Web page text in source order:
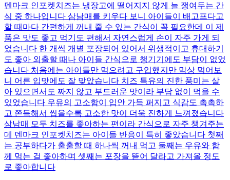
덴마크 인포켓치즈는 냉장고에 떨어지지 않게 늘 쟁여두는 간
식 중 하나입니다 삼남매를 키우다 보니 아이들이 배고프다고
할 때마다 간편하게 꺼내 줄 수 있는 간식이 꼭 필요한데 이 제
품은 맛도 좋고 먹기도 편해서 자연스럽게 손이 자주 가게 되
었습니다 한 개씩 개별 포장되어 있어서 위생적이고 휴대하기
도 좋아 외출할 때나 아이들 간식으로 챙기기에도 부담이 없었
습니다 처음에는 아이들만 먹으려고 구입했지만 막상 먹어보
니 어른 입맛에도 잘 맞았습니다 치즈 특유의 진한 풍미는 살
아 있으면서도 짜지 않고 부드러운 맛이라 부담 없이 먹을 수
있었습니다 우유의 고소함이 입안 가득 퍼지고 식감도 촉촉하
고 쫀득해서 씹을수록 고소한 맛이 더욱 진하게 느껴졌습니다
삼남매 모두 치즈를 좋아하는 편이라 간식으로 자주 챙겨주는
데 덴마크 인포켓치즈는 아이들 반응이 특히 좋았습니다 첫째
는 공부하다가 출출할 때 하나씩 꺼내 먹고 둘째는 우유와 함
께 먹는 걸 좋아하며 셋째는 포장을 뜯어 달라고 가져올 정도
로 좋아합니다